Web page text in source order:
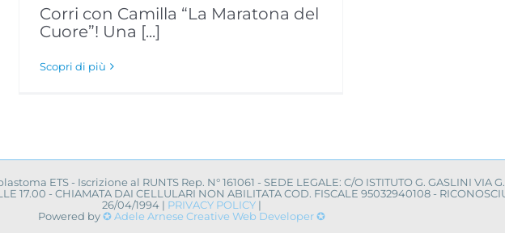
Corri con Camilla “La Maratona del
Cuore”! Una [...]
Scopri di più
ETS - Iscrizione al RUNTS Rep. N° 161061 - SEDE LEGALE: C/O ISTITUTO G. GASLINI VIA G.
17.00 - CHIAMATA DAI CELLULARI NON ABILITATA COD. FISCALE 95032940108 -
26/04/1994 | PRIVACY POLICY|
Powered by✪ Adele Arnese Creative Web Developer ✪